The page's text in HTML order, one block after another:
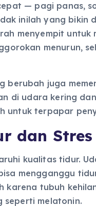
— pagi panas,
inilah yang
menyempit untuk
menurun,
berubah juga
di udara kering
untuk terpapar
dan Stres
kualitas tidur.
mengganggu
karena tubuh
seperti melatonin.